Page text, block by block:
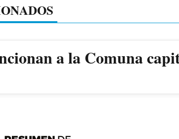
a la Comuna